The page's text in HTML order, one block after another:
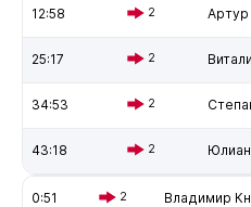
12:58 2 Артур
25:17 2
34:53 2
43:18 2
0:51 2 Владимир